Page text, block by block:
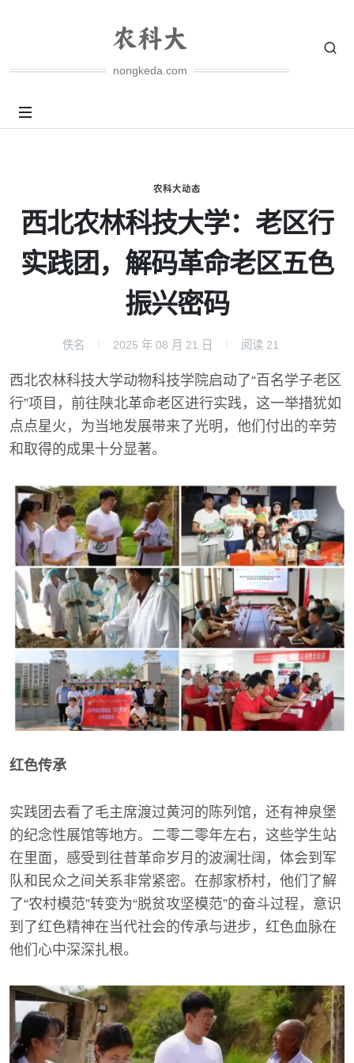
nongkeda.com
农科大动态
西北农林科技大学：老区行
实践团，解码革命老区五色
振兴密码
佚名 2025 年 08 月 21 日 阅读 21
西北农林科技大学动物科技学院启动了“百名学子老区
行”项目，前往陕北革命老区进行实践，这一举措犹如
点点星火，为当地发展带来了光明，他们付出的辛劳
和取得的成果十分显著。
红色传承
实践团去看了毛主席渡过黄河的陈列馆，还有神泉堡
的纪念性展馆等地方。二零二零年左右，这些学生站
在里面，感受到往昔革命岁月的波澜壮阔，体会到军
队和民众之间关系非常紧密。在郝家桥村，他们了解
了“农村模范”转变为“脱贫攻坚模范”的奋斗过程，意识
到了红色精神在当代社会的传承与进步，红色血脉在
他们心中深深扎根。